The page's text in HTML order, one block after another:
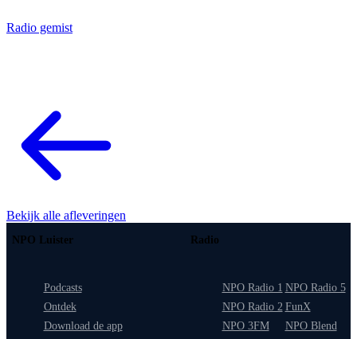
Radio gemist
Bekijk alle afleveringen
NPO Luister
Podcasts
Ontdek
Download de app
Radio
NPO Radio 1
NPO Radio 2
NPO 3FM
NPO Radio 5
FunX
NPO Blend